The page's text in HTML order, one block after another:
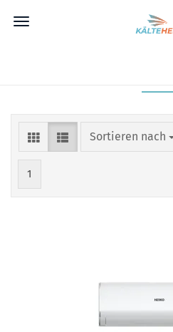
Sortieren nach
Sortieren nach
1